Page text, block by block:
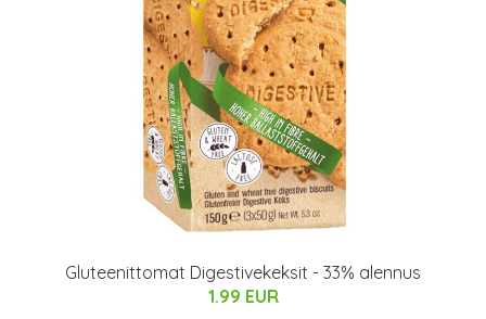
Gluteenittomat Digestivekeksit - 33% alennus
1.99 EUR